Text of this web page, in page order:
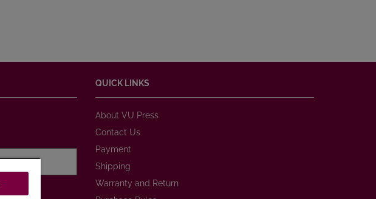
QUICK LINKS
About VU Press
Contact Us
Payment
Shipping
Warranty and Return